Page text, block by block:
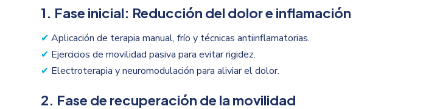
1. Fase inicial: Reducción del dolor e inflamación
✔ Aplicación de terapia manual, frío y técnicas antiinflamatorias.
✔ Ejercicios de movilidad pasiva para evitar rigidez.
✔ Electroterapia y neuromodulación para aliviar el dolor.
2. Fase de recuperación de la movilidad